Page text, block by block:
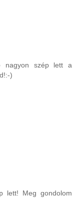
nagyon szép lett a
)
lett! Meg gondolom